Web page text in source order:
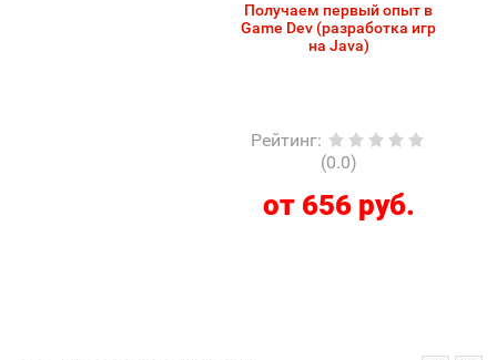
Получаем первый опыт в
Game Dev (разработка игр
на Java)
Рейтинг:
(0.0)
от 656 руб.